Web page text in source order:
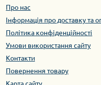
Про нас
Інформація про доставку та
Політика конфіденційності
Умови використання сайту
Контакти
Повернення товару